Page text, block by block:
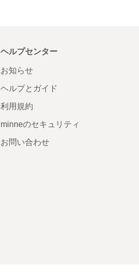
ヘルプセンター
お知らせ
ヘルプとガイド
利用規約
minneのセキュリティ
お問い合わせ